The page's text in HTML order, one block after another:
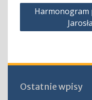
Harmonogram
Ostatnie wpisy